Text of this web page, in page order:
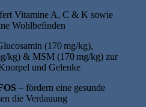
Vitamine A, C & K sowie
Wohlbefinden
(170 mg/kg),
kg) & MSM (170 mg/kg) zur
und Gelenke
– fördern eine gesunde
die Verdauung